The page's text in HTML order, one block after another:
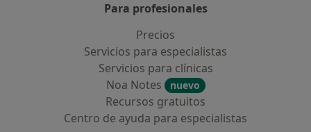
Para profesionales
Precios
Servicios para especialistas
Servicios para clínicas
Noa Notes
nuevo
Recursos gratuitos
Centro de ayuda para especialistas